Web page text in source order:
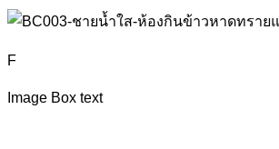
F
Image Box text